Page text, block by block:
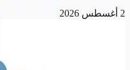
2 أغسطس 2026